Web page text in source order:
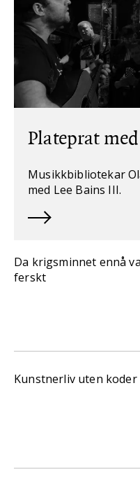
Plateprat
Musikkbibliotekar
med Lee Bains III.
Da krigsminnet ennå
ferskt
Kunstnerliv uten koder